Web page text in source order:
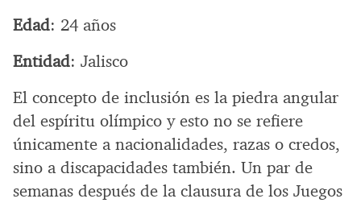
Edad: 24 años
Entidad: Jalisco
El concepto de inclusión es la piedra angular
del espíritu olímpico y esto no se refiere
únicamente a nacionalidades, razas o credos,
sino a discapacidades también. Un par de
semanas después de la clausura de los Juegos